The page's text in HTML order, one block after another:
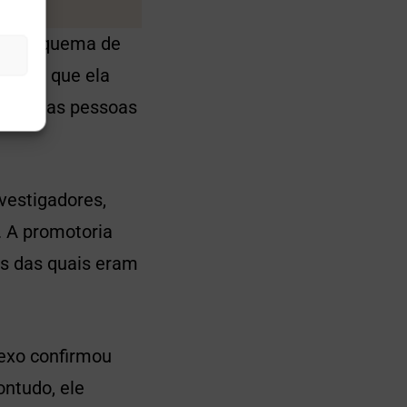
esquema de
que ela
10 das pessoas
A promotoria
das quais eram
confirmou
ele